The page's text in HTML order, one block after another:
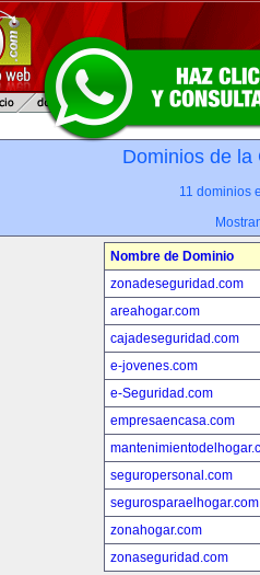
Dominios de la
11 dominios
Nombre de Dominio
zonadeseguridad.com
areahogar.com
cajadeseguridad.com
e-jovenes.com
e-Seguridad.com
empresaencasa.com
seguropersonal.com
segurosparaelhogar.com
zonahogar.com
zonaseguridad.com